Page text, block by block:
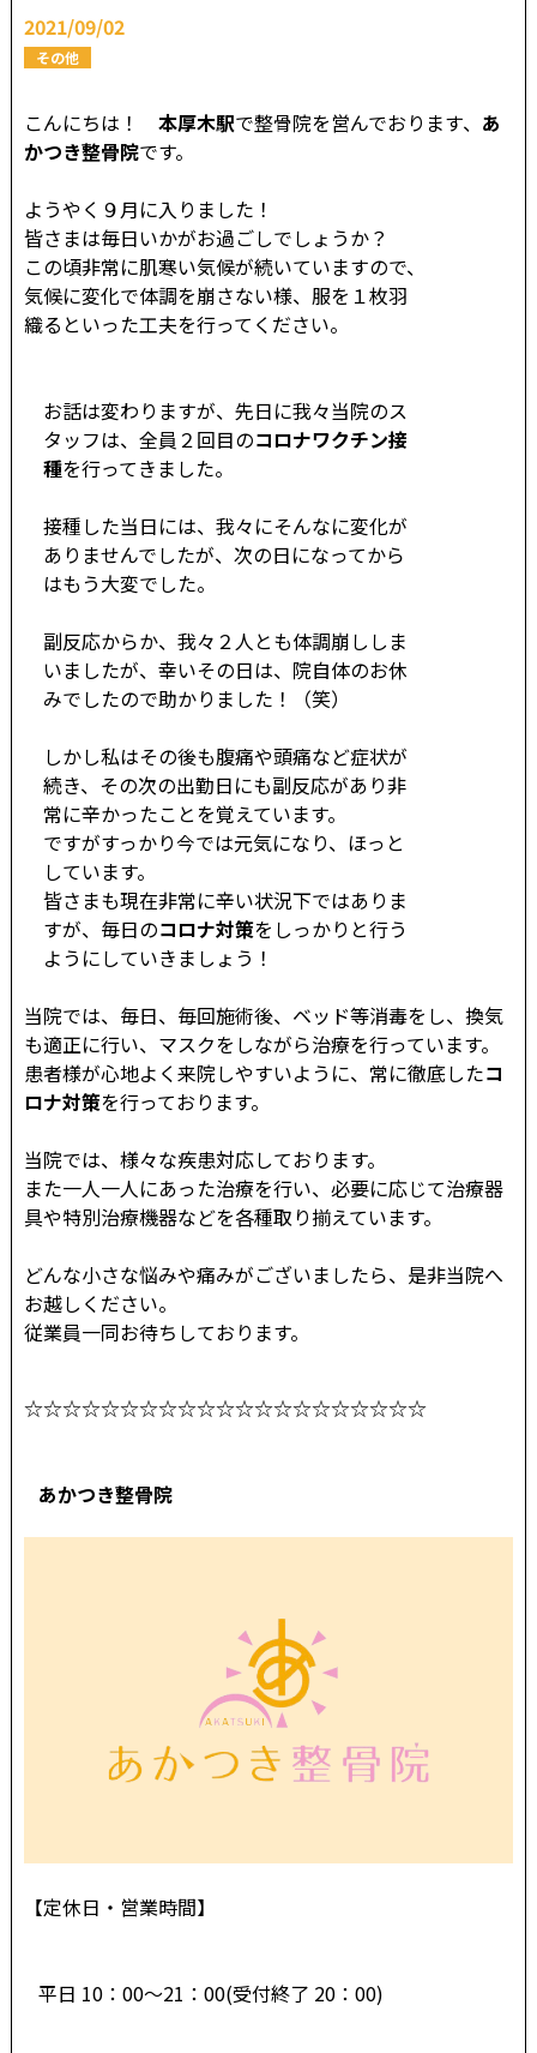
2021/09/02
その他
こんにちは！ 本厚木駅で整骨院を営んでおります、 あ
かつき整骨院です。
ようやく９月に入りました！
皆さまは毎日いかがお過ごしでしょうか？
この頃非常に肌寒い気候が続いていますので、
気候に変化で体調を崩さない様、服を１枚羽
織るといった工夫を行ってください。
お話は変わりますが、先日に我々当院のス
タッフは、全員２回目のコロナワクチン接
種を行ってきました。
接種した当日には、我々にそんなに変化が
ありませんでしたが、次の日になってから
はもう大変でした。
副反応からか、我々２人とも体調崩ししま
いましたが、幸いその日は、院自体のお休
みでしたので助かりました！（笑）
しかし私はその後も腹痛や頭痛など症状が
続き、その次の出勤日にも副反応があり非
常に辛かったことを覚えています。
ですがすっかり今では元気になり、ほっと
しています。
皆さまも現在非常に辛い状況下ではありま
すが、毎日のコロナ対策をしっかりと行う
ようにしていきましょう！
当院では、毎日、毎回施術後、ベッド等消毒をし、換気
も適正に行い、マスクをしながら治療を行っています。
患者様が心地よく来院しやすいように、常に徹底したコ
ロナ対策を行っております。
当院では、様々な疾患対応しております。
また一人一人にあった治療を行い、必要に応じて治療器
具や特別治療機器などを各種取り揃えています。
どんな小さな悩みや痛みがございましたら、是非当院へ
お越しください。
従業員一同お待ちしております。
☆☆☆☆☆☆☆☆☆☆☆☆☆☆☆☆☆☆☆☆☆
あかつき整骨院
【定休日・営業時間】
平日 10：00～21：00(受付終了 20：00)